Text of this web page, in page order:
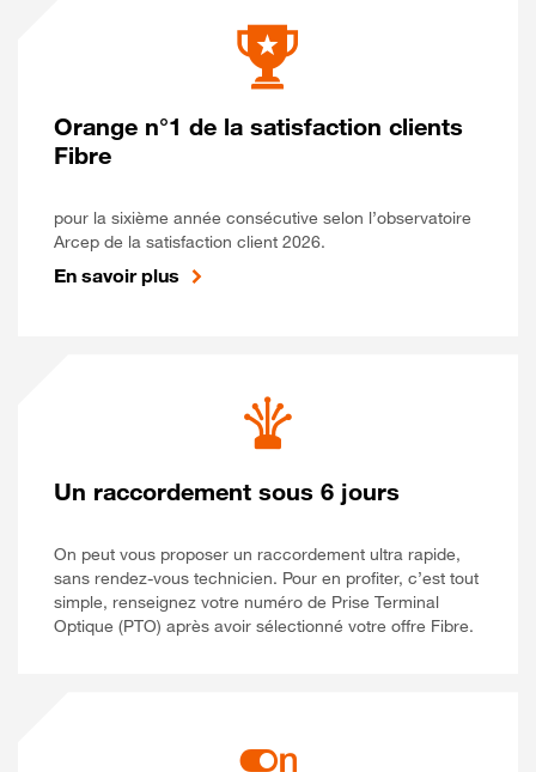
Orange n°1 de la satisfaction clients
Fibre
pour la sixième année consécutive selon l’observatoire
Arcep de la satisfaction client 2026.
En savoir plus
Un raccordement sous 6 jours
On peut vous proposer un raccordement ultra rapide,
sans rendez-vous technicien. Pour en profiter, c’est tout
simple, renseignez votre numéro de Prise Terminal
Optique (PTO) après avoir sélectionné votre offre Fibre.